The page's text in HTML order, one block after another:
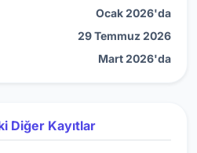
Ocak 2026'da
29 Temmuz 2026
Mart 2026'da
Diğer Kayıtlar